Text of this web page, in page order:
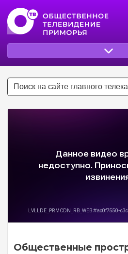
Общественные